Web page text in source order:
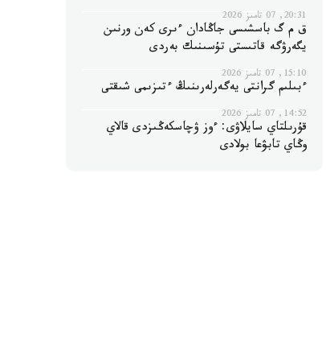
20:31, 07 تامىز 2026
ق م گ باسشىسى جاڭادان ءىرى كەن ورنىن
يگەرۋگە قاتىستى تۇسىنىك بەردى
15:10, 07 تامىز 2026
ءبىلىم گرانتى يەگەرلەرىنىڭ ءتىزىمى شىقتى
14:52, 07 تامىز 2026
قۇرىلتاي سايلاۋى: ءوز ۋچاسكەڭىزدى قالاي
وڭاي تابۋعا بولادى